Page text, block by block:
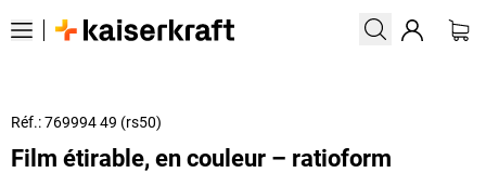
Réf.: 769994 49 (rs50)
Film étirable, en couleur – ratioform